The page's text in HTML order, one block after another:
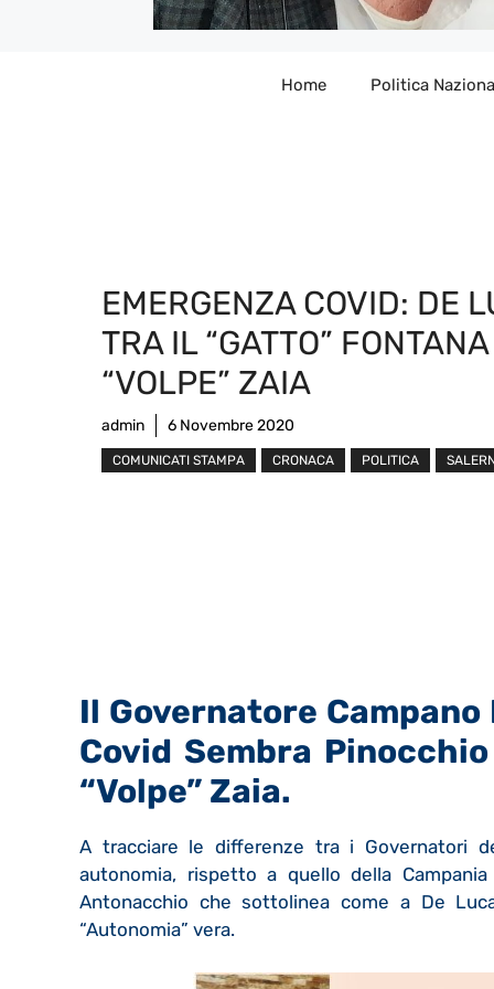
Home Politica
EMERGENZA COVID: DE
TRA IL “GATTO”
“VOLPE” ZAIA
admin 6 Novembre 2020
COMUNICATI STAMPA CRONACA POLITICA
Il Governatore Campano
Covid Sembra
“Volpe” Zaia.
A tracciare le differenze tra i Governatori
autonomia, rispetto a quello della
Antonacchio che sottolinea come a De
“Autonomia” vera.